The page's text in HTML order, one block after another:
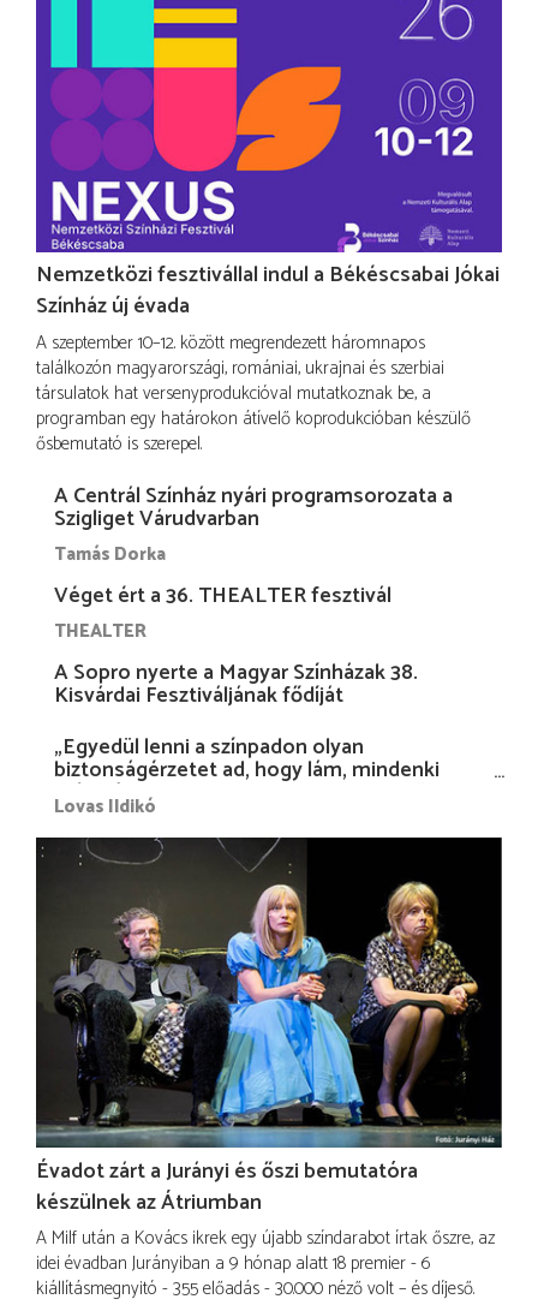
Nemzetközi fesztivállal indul a Békéscsabai Jókai
Színház új évada
A szeptember 10–12. között megrendezett háromnapos
találkozón magyarországi, romániai, ukrajnai és szerbiai
társulatok hat versenyprodukcióval mutatkoznak be, a
programban egy határokon átívelő koprodukcióban készülő
ősbemutató is szerepel.
A Centrál Színház nyári programsorozata a
Szigliget Várudvarban
Tamás Dorka
Véget ért a 36. THEALTER fesztivál
THEALTER
A Sopro nyerte a Magyar Színházak 38.
Kisvárdai Fesztiváljának fődíját
„Egyedül lenni a színpadon olyan
biztonságérzetet ad, hogy lám, mindenki
más nélkül is megvagyok magammal…”
Lovas Ildikó
Évadot zárt a Jurányi és őszi bemutatóra
készülnek az Átriumban
A Milf után a Kovács ikrek egy újabb színdarabot írtak őszre, az
idei évadban Jurányiban a 9 hónap alatt 18 premier - 6
kiállításmegnyitó - 355 előadás - 30.000 néző volt – és díjeső.